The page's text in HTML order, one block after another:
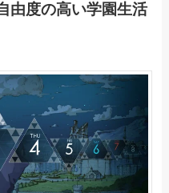
由度の高い学園生活